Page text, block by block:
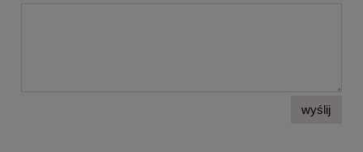
wyślij